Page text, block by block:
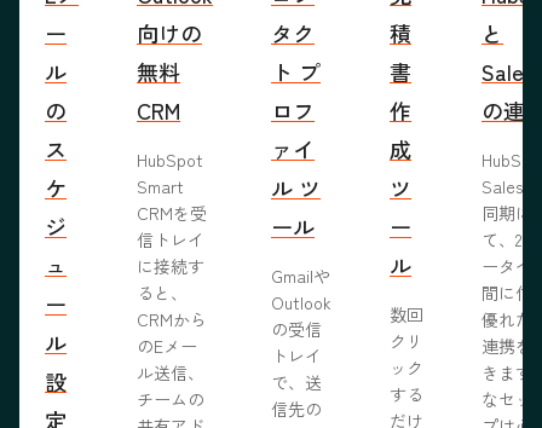
ー
ル
の
ス
ケ
ジ
ュ
ー
ル
設
定
向けの
無料
CRM
HubSpot
Smart
CRMを受
信トレイ
に接続す
ると、
CRMから
のEメー
ル送信、
チームの
タク
ト プ
ロフ
ァイ
ル ツ
ール
Gmailや
Outlook
の受信
トレイ
で、送
信先の
積
書
作
成
ツ
ー
ル
数回
クリ
ック
する
だけ
と
の連
同期に
て、2
ータベ
間に信
優れた
連携を
きます
なセッ